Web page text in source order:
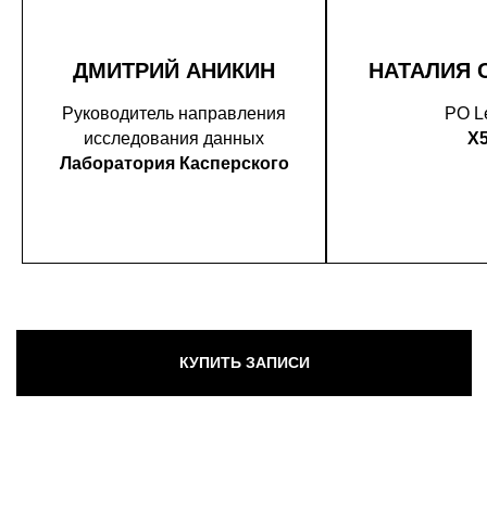
ДМИТРИЙ АНИКИН
Руководитель направления
исследования данных
Лаборатория Касперского
НАТАЛИЯ
PO